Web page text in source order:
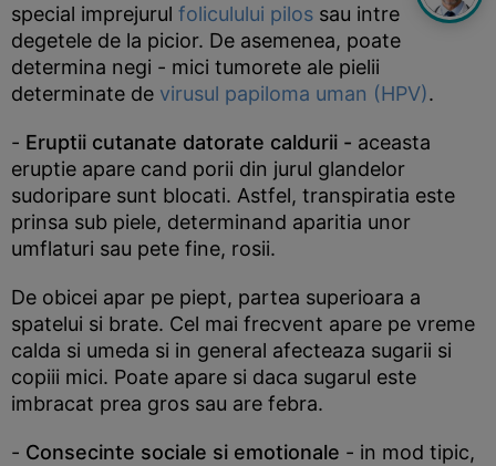
special imprejurul foliculului pilos sau intre
degetele de la picior. De asemenea, poate
determina negi - mici tumorete ale pielii
determinate de virusul papiloma uman (HPV).
- Eruptii cutanate datorate caldurii - aceasta
eruptie apare cand porii din jurul glandelor
sudoripare sunt blocati. Astfel, transpiratia este
prinsa sub piele, determinand aparitia unor
umflaturi sau pete fine, rosii.
De obicei apar pe piept, partea superioara a
spatelui si brate. Cel mai frecvent apare pe vreme
calda si umeda si in general afecteaza sugarii si
copiii mici. Poate apare si daca sugarul este
imbracat prea gros sau are febra.
- Consecinte sociale si emotionale - in mod tipic,